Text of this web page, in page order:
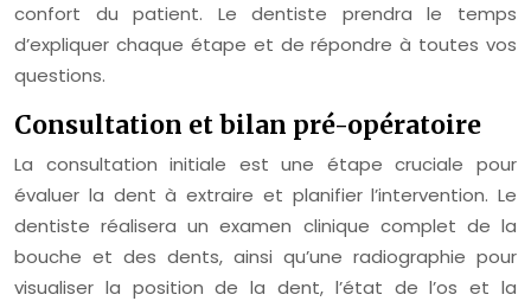
confort du patient. Le dentiste prendra le temps
d’expliquer chaque étape et de répondre à toutes vos
questions.
Consultation et bilan pré-opératoire
La consultation initiale est une étape cruciale pour
évaluer la dent à extraire et planifier l’intervention. Le
dentiste réalisera un examen clinique complet de la
bouche et des dents, ainsi qu’une radiographie pour
visualiser la position de la dent, l’état de l’os et la